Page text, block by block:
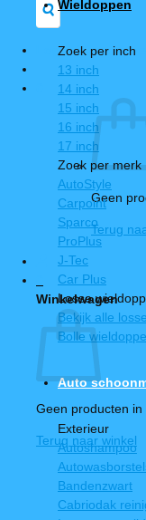
Login / Registreren
Geen
Terug
Winkelwagen
Geen producten in
Terug naar winkel
Wieldoppen
Zoek per inch
13 inch
14 inch
15 inch
16 inch
17 inch
Zoek per merk
AutoStyle
Carpoint
Sparco
ProPlus
J-Tec
Car Plus
Losse
Bekijk alle
Bolle
Auto
Exterieur
Autoshampoo
Bandenzwart
Cabriodak